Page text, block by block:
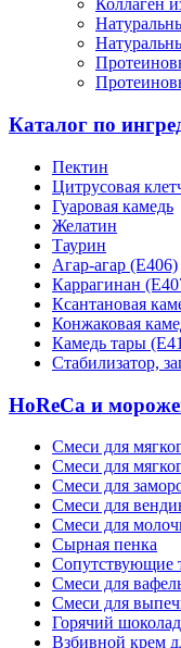
Коллаген
Каталог по
Пектин
Цитрусовая
Гуаровая камедь
Желатин
Таурин
Агар-агар (Е406)
Каррагинан
Ксантановая
Конжаковая
Камедь тары
Стабилизатор,
HoReCa и
Смеси для
Смеси для
Смеси для
Смеси для
Смеси для
Сырная пенка
Сопутствующие
Смеси для
Смеси для
Горячий шоколад
Взбивной крем